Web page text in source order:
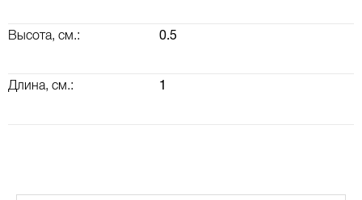
Высота, см.: 0.5
Длина, см.: 1